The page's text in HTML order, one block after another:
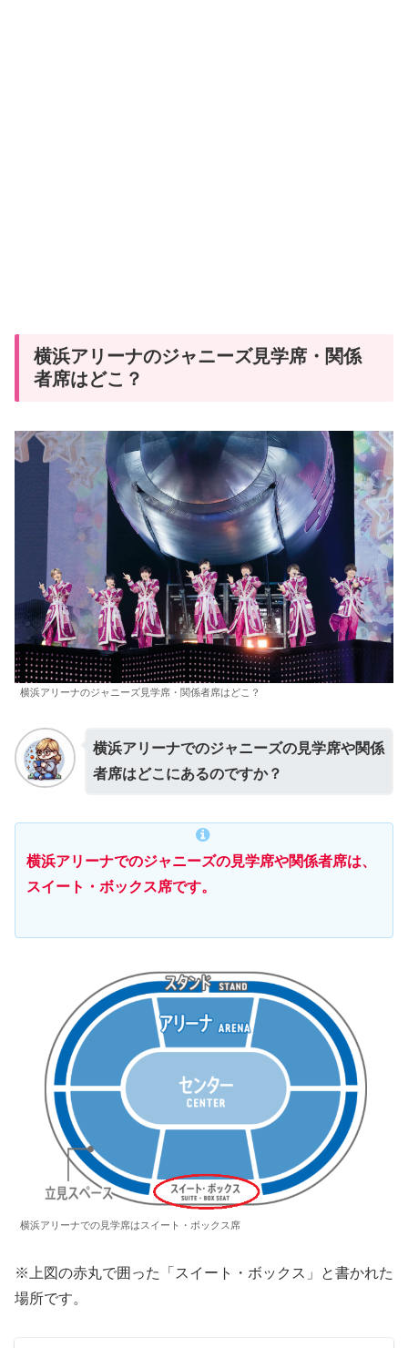
横浜アリーナのジャニーズ見学席・関係
者席はどこ？
横浜アリーナのジャニーズ見学席・関係者席はどこ？
横浜アリーナでのジャニーズの見学席や関係
者席はどこにあるのですか？
横浜アリーナでのジャニーズの見学席や関係者席は、
スイート・ボックス席です。
横浜アリーナでの見学席はスイート・ボックス席
※上図の赤丸で囲った「スイート・ボックス」と書かれた
場所です。